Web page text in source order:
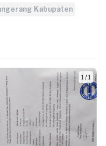
Kabupaten
1 / 1